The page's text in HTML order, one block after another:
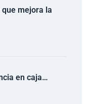
mejora la
en caja…